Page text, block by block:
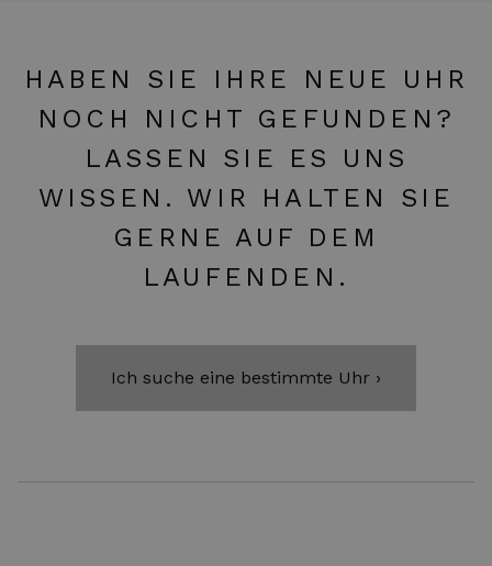
HABEN SIE IHRE NEUE UHR
NOCH NICHT GEFUNDEN?
LASSEN SIE ES UNS
WISSEN. WIR HALTEN SIE
GERNE AUF DEM
LAUFENDEN.
Ich suche eine bestimmte Uhr ›